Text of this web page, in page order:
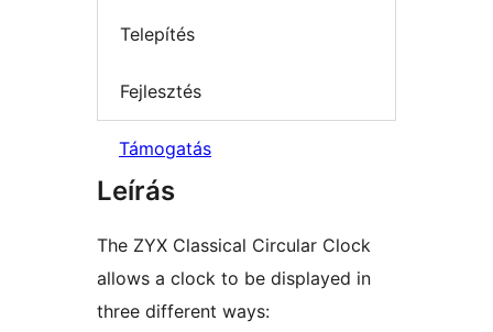
Telepítés
Fejlesztés
Támogatás
Leírás
The ZYX Classical Circular Clock
allows a clock to be displayed in
three different ways: